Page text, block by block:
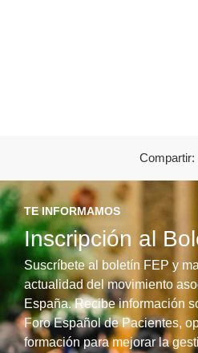
Compartir:
TE INFORMAMOS
Inscripción al
Suscríbete al boletín FEP y
actualidad del movimiento
España. Recibe información
Foro Español de Pacientes,
formación para mejorar la